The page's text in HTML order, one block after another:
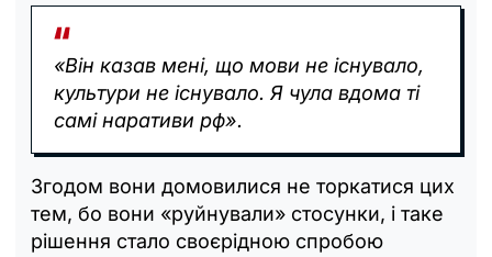
«Він казав мені, що мови не існувало,
культури не існувало. Я чула вдома ті
самі наративи рф».
Згодом вони домовилися не торкатися цих
тем, бо вони «руйнували» стосунки, і таке
рішення стало своєрідною спробою